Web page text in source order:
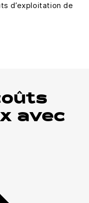
d’exploitation de
avec